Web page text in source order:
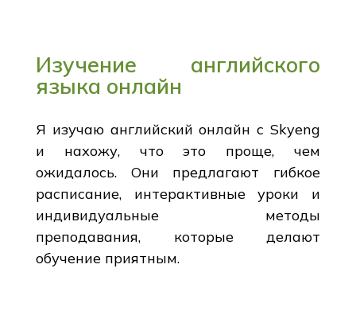
Изучение английского
языка онлайн
Я изучаю английский онлайн с Skyeng
и нахожу, что это проще, чем
ожидалось. Они предлагают гибкое
расписание, интерактивные уроки и
индивидуальные методы
преподавания, которые делают
обучение приятным.